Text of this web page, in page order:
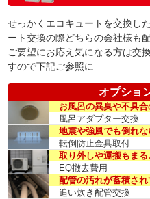
せっかくエコキュートを交換し
ート交換の際どちらの会社様も
ご要望にお応え気になる方は交
すので下記ご参照に
オプショ
お風呂の異臭や不具
風呂アダプター交換
地震や強風でも倒れな
転倒防止金具取付
取り外しや運搬もま
EQ撤去費用
配管の汚れが蓄積さ
追い炊き配管交換